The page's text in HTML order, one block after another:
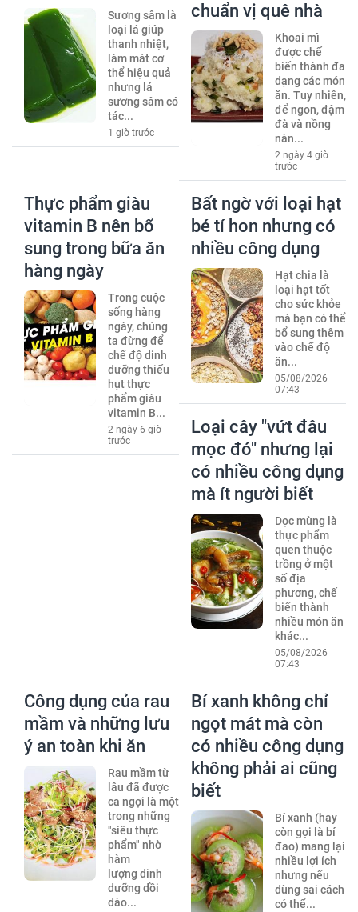
Sương sâm là
loại lá giúp
thanh nhiệt,
làm mát cơ
thể hiệu quả
nhưng lá
sương sâm có
tác...
1 giờ trước
chuẩn vị quê nhà
Khoai mì
được chế
biến thành đa
dạng các món
ăn. Tuy nhiên,
để ngon, đậm
đà và nồng
nàn...
2 ngày 4 giờ
trước
Thực phẩm giàu
vitamin B nên bổ
sung trong bữa ăn
hàng ngày
Trong cuộc
sống hàng
ngày, chúng
ta đừng để
chế độ dinh
dưỡng thiếu
hụt thực
phẩm giàu
vitamin B...
2 ngày 6 giờ
trước
Bất ngờ với loại hạt
bé tí hon nhưng có
nhiều công dụng
Hạt chia là
loại hạt tốt
cho sức khỏe
mà bạn có thể
bổ sung thêm
vào chế độ
ăn...
05/08/2026
07:43
Loại cây "vứt đâu
mọc đó" nhưng lại
có nhiều công dụng
mà ít người biết
Dọc mùng là
thực phẩm
quen thuộc
trồng ở một
số địa
phương, chế
biến thành
nhiều món ăn
khác...
05/08/2026
07:43
Công dụng của rau
mầm và những lưu
ý an toàn khi ăn
Rau mầm từ
lâu đã được
ca ngợi là một
trong những
"siêu thực
phẩm" nhờ
hàm
lượng dinh
dưỡng dồi
dào...
Bí xanh không chỉ
ngọt mát mà còn
có nhiều công dụng
không phải ai cũng
biết
Bí xanh (hay
còn gọi là bí
đao) mang lại
nhiều lợi ích
nhưng nếu
dùng sai cách
có thể...